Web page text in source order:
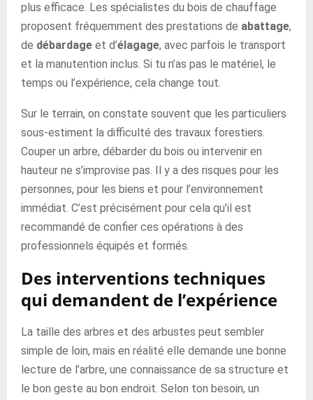
plus efficace. Les spécialistes du bois de chauffage
proposent fréquemment des prestations de abattage,
de débardage et d’élagage, avec parfois le transport
et la manutention inclus. Si tu n’as pas le matériel, le
temps ou l’expérience, cela change tout.
Sur le terrain, on constate souvent que les particuliers
sous-estiment la difficulté des travaux forestiers.
Couper un arbre, débarder du bois ou intervenir en
hauteur ne s’improvise pas. Il y a des risques pour les
personnes, pour les biens et pour l’environnement
immédiat. C’est précisément pour cela qu’il est
recommandé de confier ces opérations à des
professionnels équipés et formés.
Des interventions techniques
qui demandent de l’expérience
La taille des arbres et des arbustes peut sembler
simple de loin, mais en réalité elle demande une bonne
lecture de l’arbre, une connaissance de sa structure et
le bon geste au bon endroit. Selon ton besoin, un